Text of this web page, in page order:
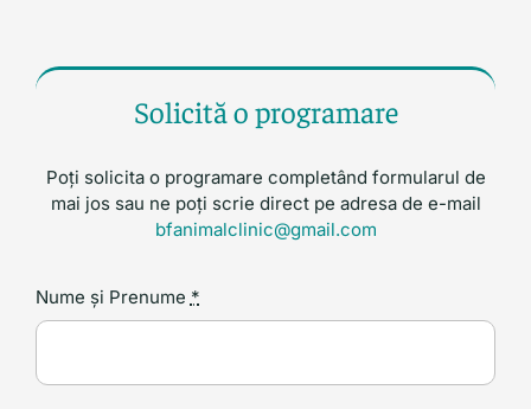
Solicită o programare
Poți solicita o programare completând formularul de
mai jos sau ne poți scrie direct pe adresa de e-mail
bfanimalclinic@gmail.com
Nume și Prenume *